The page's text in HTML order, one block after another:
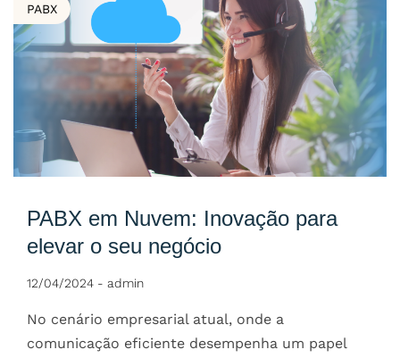
PABX
PABX em Nuvem: Inovação para
elevar o seu negócio
12/04/2024 - admin
No cenário empresarial atual, onde a
comunicação eficiente desempenha um papel